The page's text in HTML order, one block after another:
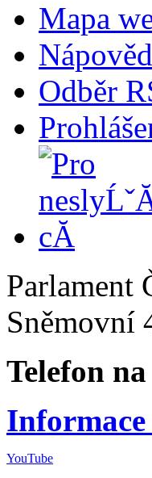
Mapa
Odběr
Parlament
Sněmovní
Telefon
Informace
YouTube